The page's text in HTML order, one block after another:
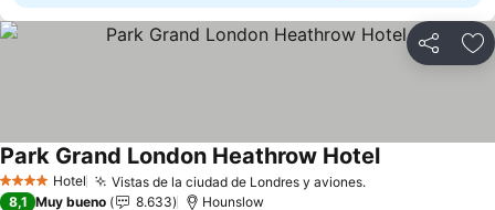
Compartir
4 EstrellasHotel Vistas de la ciudad de Londres y aviones.Ver precios
Park Grand London Heathrow HotelVer precios
8,1 Muy bueno 8.633 Hounslow